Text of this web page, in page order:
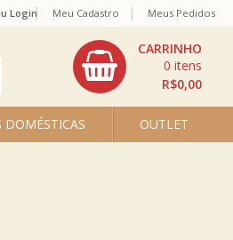
Login Meu Cadastro Meus Pedidos
OUTLET
R$0,00
0